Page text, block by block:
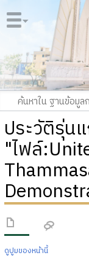
ประวัติรุ่น
"ไฟล์
ดูปูมของหน้านี้